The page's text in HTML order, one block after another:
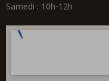
Samedi : 10h-12h